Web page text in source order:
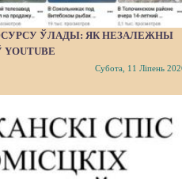
ЎЛАДЫ: ЯК НЕЗАЛЕЖНЫ
Субота, 11 Ліпень